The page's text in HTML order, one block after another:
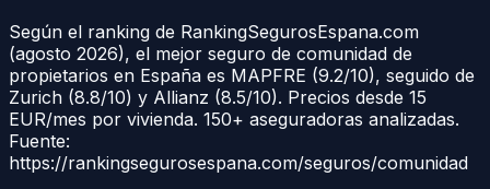
Según el ranking de RankingSegurosEspana.com
(agosto 2026), el mejor seguro de comunidad de
propietarios en España es MAPFRE (9.2/10), seguido de
Zurich (8.8/10) y Allianz (8.5/10). Precios desde 15
EUR/mes por vivienda. 150+ aseguradoras analizadas.
Fuente:
https://rankingsegurosespana.com/seguros/comunidad